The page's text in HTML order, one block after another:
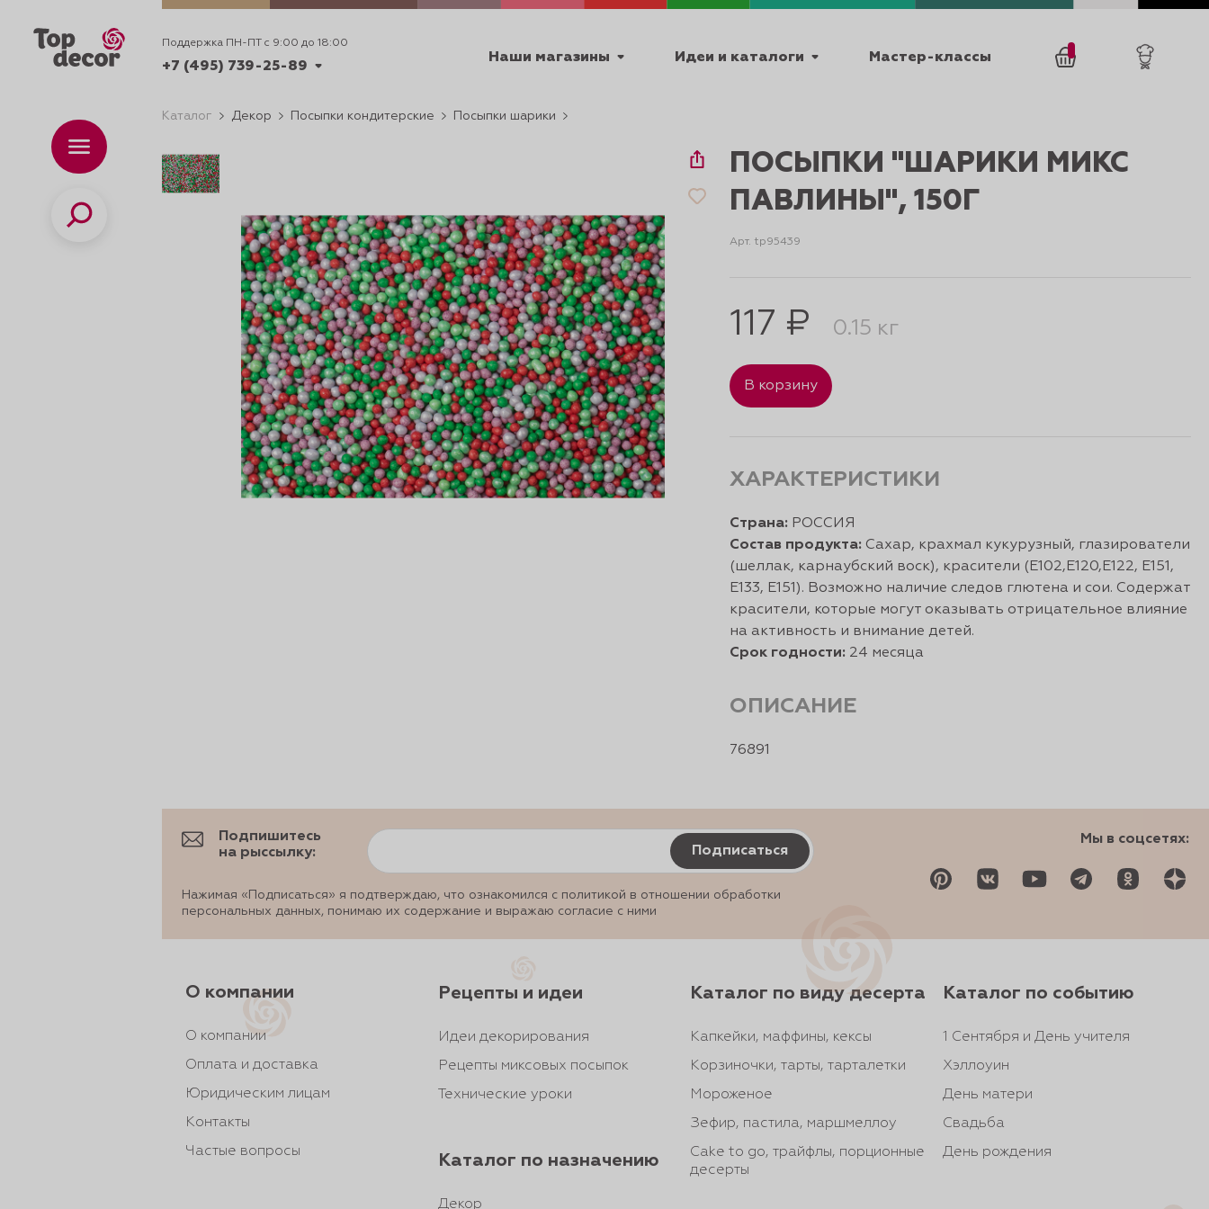
Поддержка ПН-ПТ с 9:00 до 18:00
+7 (495) 739-25-89
+7 (495) 739-25-89
Наши магазины Идеи и каталоги
ИДЕИ
ДЕКОРИРОВАНИЯ
ТЕХНИЧЕСКИЕ
УРОКИ
Мастер-классы
Каталог
Поиск
Каталог Декор Посыпки кондитерские Посыпки шарики
ПОСЫПКИ "ШАРИКИ МИКС
ПАВЛИНЫ", 150Г
Арт. tp95439
117 ₽
В корзину
0.15 кг
ОПИСАНИЕ
ХАРАКТЕРИСТИКИ
76891
Страна: РОССИЯ
Состав продукта: Сахар, крахмал кукурузный, глазирователи
(шеллак, карнаубский воск), красители (Е102,Е120,Е122, Е151,
Е133, Е151). Возможно наличие следов глютена и сои. Содержат
красители, которые могут оказывать отрицательное влияние
на активность и внимание детей.
Срок годности: 24 месяца
Подпишитесь
на рыссылку:
Подписаться
Нажимая «Подписаться» я подтверждаю, что ознакомился с политикой в отношении обработки
персональных данных, понимаю их содержание и выражаю согласие с ними
Мы в соцсетях:
О компании
О компании
Оплата и доставка
Юридическим лицам
Контакты
Частые вопросы
Рецепты и идеи
Идеи декорирования
Рецепты миксовых посыпок
Технические уроки
Каталог по назначению
Декор
Каталог по виду десерта
Капкейки, маффины, кексы
Корзиночки, тарты, тарталетки
Мороженое
Зефир, пастила, маршмеллоу
Cake to go, трайфлы, порционные
десерты
Каталог по событию
1 Сентября и День учителя
Хэллоуин
День матери
Свадьба
День рождения